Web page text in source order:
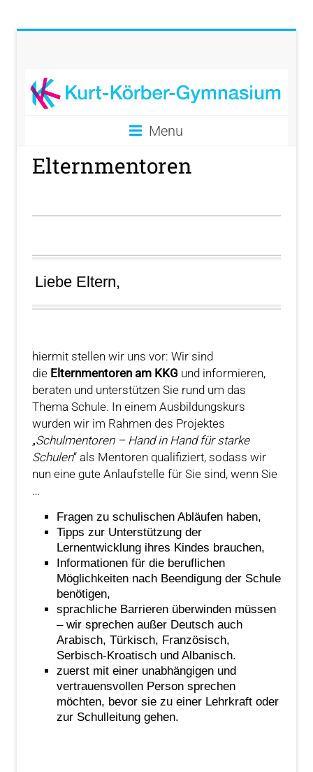
Menu
Elternmentoren
Liebe Eltern,
hiermit stellen wir uns vor: Wir sind
die Elternmentoren am KKG und informieren,
beraten und unterstützen Sie rund um das
Thema Schule. In einem Ausbildungskurs
wurden wir im Rahmen des Projektes
„Schulmentoren – Hand in Hand für starke
Schulen“ als Mentoren qualifiziert, sodass wir
nun eine gute Anlaufstelle für Sie sind, wenn Sie
…
Fragen zu schulischen Abläufen haben,
Tipps zur Unterstützung der
Lernentwicklung ihres Kindes brauchen,
Informationen für die beruflichen
Möglichkeiten nach Beendigung der Schule
benötigen,
sprachliche Barrieren überwinden müssen
– wir sprechen außer Deutsch auch
Arabisch, Türkisch, Französisch,
Serbisch-Kroatisch und Albanisch.
zuerst mit einer unabhängigen und
vertrauensvollen Person sprechen
möchten, bevor sie zu einer Lehrkraft oder
zur Schulleitung gehen.